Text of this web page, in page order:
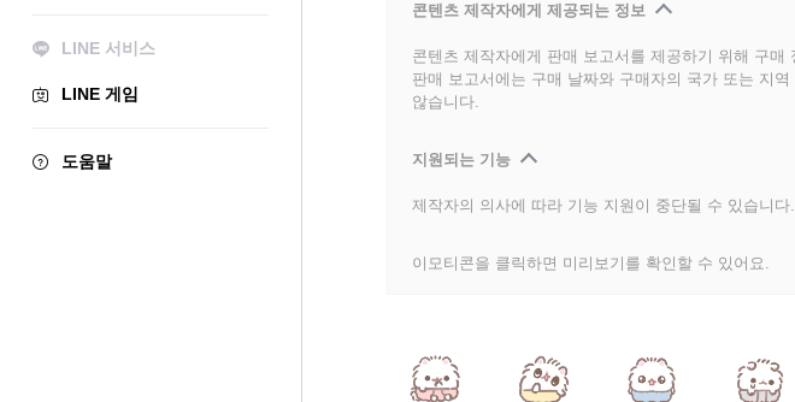
LINE 서비스
LINE 게임
도움말
콘텐츠 제작자에게 제공되는 정보
콘텐츠 제작자에게 판매 보고서를 제공하기 위해 구매
판매 보고서에는 구매 날짜와 구매자의 국가 또는 지
않습니다.
지원되는 기능
제작자의 의사에 따라 기능 지원이 중단될 수 있습니다.
이모티콘을 클릭하면 미리보기를 확인할 수 있어요.